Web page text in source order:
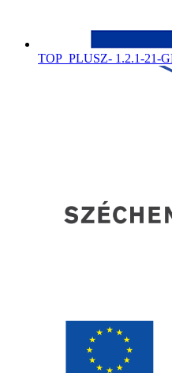
TOP_PLUSZ- 1.2.1-21-